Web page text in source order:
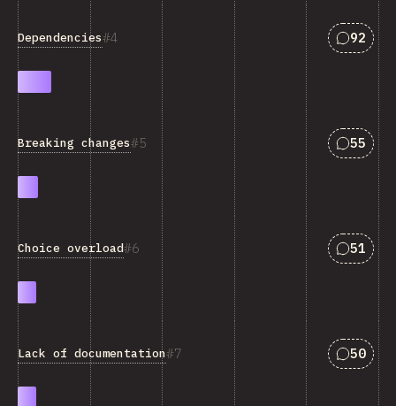
4
Dependencies 匹配
92
5
Breaking changes 匹配
55
6
Choice overload 匹配
51
7
Lack of documentation 匹配
50